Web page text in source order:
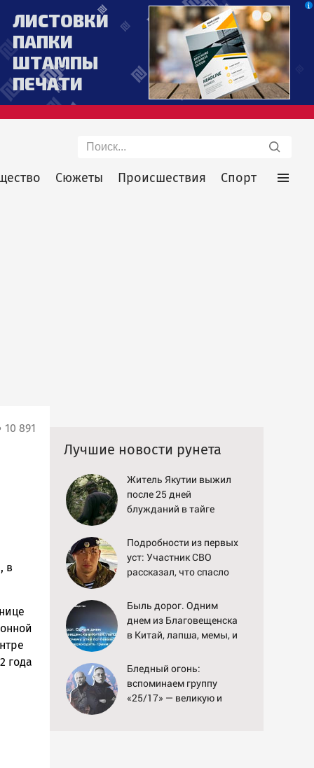
Поиск
Сюжеты Происшествия Спорт
10 891
в
года
Лучшие новости рунета
Житель Якутии выжил
после 25 дней
блужданий в тайге
Подробности из первых
уст: Участник СВО
рассказал, что спасло
медведем
Быль дорог. Одним
днем из Благовещенска
в Китай, лапша, мемы, и
запретили переходить
границу
Бледный огонь:
вспоминаем группу
«25/17» — великую и